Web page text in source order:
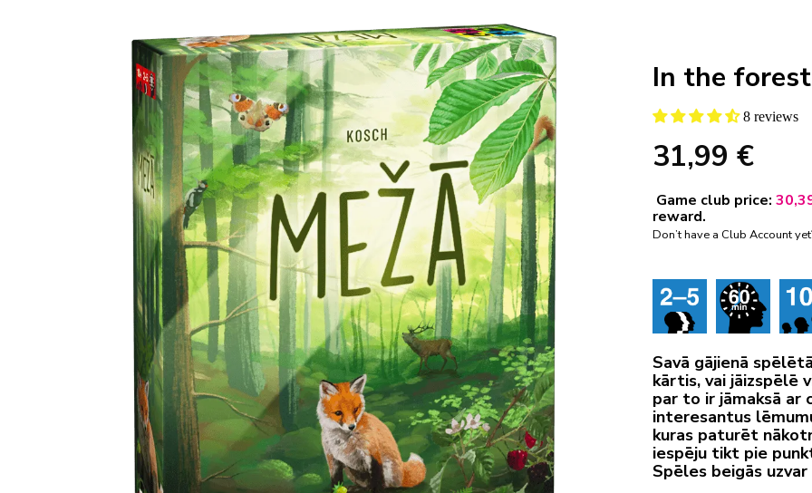
In the forest
8 reviews
31,99 €
Game club price:
reward.
Don’t have a Club Account
Savā gājienā
kārtis, vai jāizspēlē
par to ir jāmaksā ar
interesantus
kuras paturēt
iespēju tikt pie
Spēles beigās